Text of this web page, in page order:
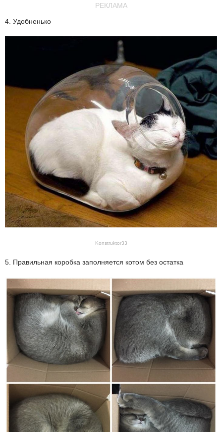
РЕКЛАМА
4. Удобненько
Konstruktor33
5. Правильная коробка заполняется котом без остатка